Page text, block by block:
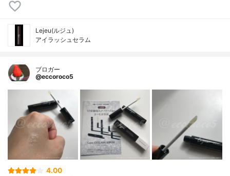
Lejeu(ルジュ)
アイラッシュセラム
ブロガー
@eccoroco5
4.00